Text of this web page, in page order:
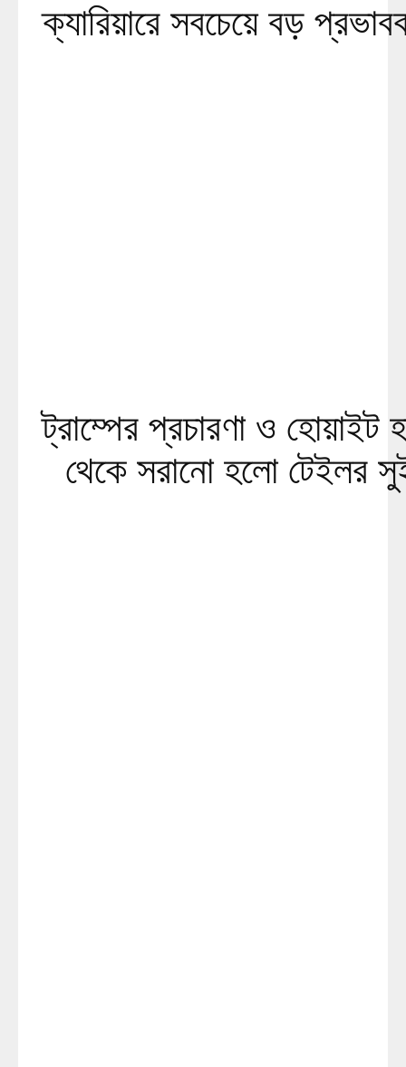
ক্যারিয়ারে সবচেয়ে বড়
ট্রাম্পের প্রচারণা ও হোয়াইট
থেকে সরানো হলো টেইলর